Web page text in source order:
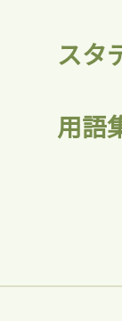
スタ
用語